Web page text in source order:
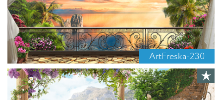
ArtFreska-230